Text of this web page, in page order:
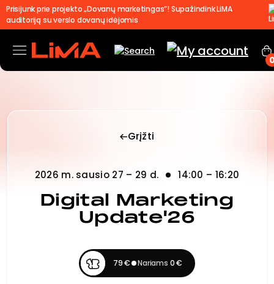
Prisijunk prie projekto „Dovanų marketingas”! Supažindink LiMA
auditoriją su verslo dovanų idėjomis
Grįžti
2026 m. sausio 27 – 29 d. 14:00 – 16:20
Digital Marketing
Update'26
79 € Nariams 0 €